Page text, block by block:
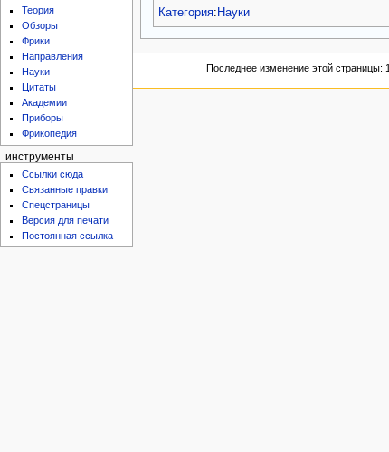
Теория
Обзоры
Фрики
Направления
Науки
Цитаты
Академии
Приборы
Фрикопедия
инструменты
Ссылки сюда
Связанные правки
Спецстраницы
Версия для печати
Постоянная ссылка
Категория: Науки
Последнее изменение этой страницы: